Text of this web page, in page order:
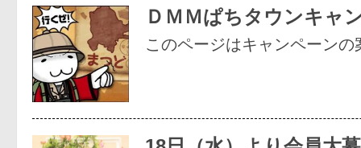
ＤＭＭぱちタウンキャ
このページはキャンペーン